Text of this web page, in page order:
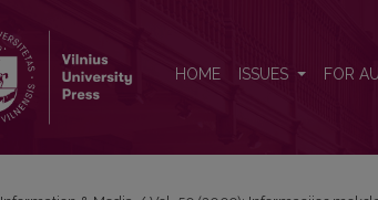
HOME ISSUES FOR